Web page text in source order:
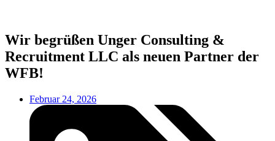
Wir begrüßen Unger Consulting &
Recruitment LLC als neuen Partner der
WFB!
Februar 24, 2026